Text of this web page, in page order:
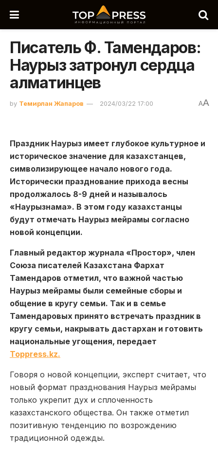
Писатель Ф. Тамендаров:
Наурыз затронул сердца
алматинцев
by Темирлан Жапаров 2024/03/22 17:00 AA
Праздник Наурыз имеет глубокое культурное и
историческое значение для казахстанцев,
символизирующее начало нового года.
Исторически празднование прихода весны
продолжалось 8-9 дней и называлось
«Наурызнама». В этом году казахстанцы
будут отмечать Наурыз мейрамы согласно
новой концепции.
Главный редактор журнала «Простор», член
Союза писателей Казахстана Фархат
Тамендаров отметил, что важной частью
Наурыз мейрамы были семейные сборы и
общение в кругу семьи. Так и в семье
Тамендаровых принято встречать праздник в
кругу семьи, накрывать дастархан и готовить
национальные угощения, передает
Toppress.kz.
Говоря о новой концепции, эксперт считает, что
новый формат празднования Наурыз мейрамы
только укрепит дух и сплоченность
казахстанского общества. Он также отметил
позитивную тенденцию по возрождению
традиционной одежды.